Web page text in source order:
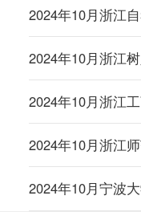
2024年10月浙江
2024年10月浙江
2024年10月浙江
2024年10月浙江
2024年10月宁波